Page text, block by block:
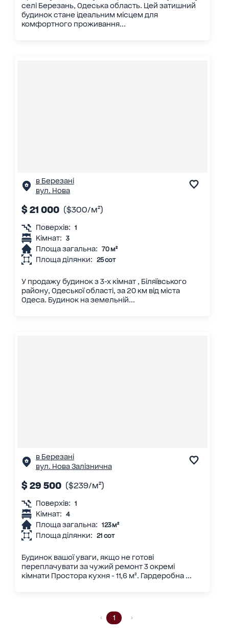
селі Березань, Одеська область. Цей затишний
будинок стане ідеальним місцем для
комфортного проживання...
в Березані
вул. Нова
$ 21 000 ($300/м²)
Поверхів: 1
Кімнат: 3
Площа загальна: 70 м²
Площа ділянки: 25 сот
У продажу будинок з 3-х кімнат , Біляївського
району, Одеської області, за 20 км від міста
Одеса. Будинок на земельній...
в Березані
вул. Нова Залізнична
$ 29 500 ($239/м²)
Поверхів: 1
Кімнат: 4
Площа загальна: 123 м²
Площа ділянки: 21 сот
Будинок вашої уваги, якщо не готові
переплачувати за чужий ремонт 3 окремі
кімнати Простора кухня - 11,6 м². Гардеробна ...
1